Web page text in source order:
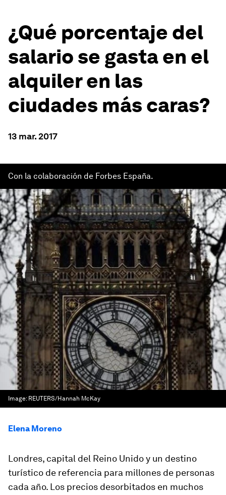
¿Qué porcentaje del
salario se gasta en el
alquiler en las
ciudades más caras?
13 mar. 2017
Con la colaboración de Forbes España.
Image: REUTERS/Hannah McKay
Elena Moreno
Londres, capital del Reino Unido y un destino
turístico de referencia para millones de personas
cada año. Los precios desorbitados en muchos